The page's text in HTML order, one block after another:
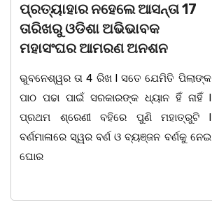
ଅଧିକାରୀ।
ବାଲିଅନ୍ତା, ୦୫/୦୮(ଗୋବର୍ଦ୍ଧନ ଦାସ):
ଅଧିକାରୀ ମାନେ ଏବେ ଦାୟିତ୍ଵବାନ ହେବାସହ
ବିଭିନ୍ନ ଘଟଣାର ତତକ୍ଷଣାତ୍ ଅଭିଯୋଗ ପାଇବା
ମାତ୍ରେ ତଦନ୍ତ ଆରମ୍ଭ କରୁଛି ପୁଲିସ । ଯାହାର
ଉଦାହରଣ ଦେଖିବାକୁ ମିଳିଛି ଧଉଳି ଥାନାରେ।
୦୪.୦୮.୨୦୨୬